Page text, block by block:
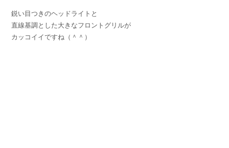
鋭い目つきのヘッドライトと
直線基調とした大きなフロントグリルが
カッコイイですね（＾＾）